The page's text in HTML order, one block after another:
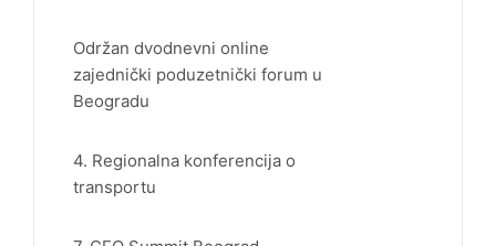
Održan dvodnevni online
zajednički poduzetnički forum u
Beogradu
4. Regionalna konferencija o
transportu